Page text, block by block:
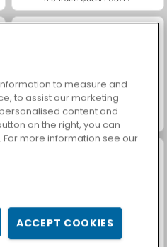
Masha and the Bear: Meadows
Grand Mahjong Connect
to measure and
to assist our marketing
content and
on the right, you can
more information see our
ACCEPT COOKIES